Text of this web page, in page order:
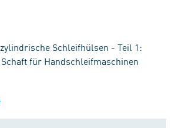
Schleifhülsen - Teil 1:
für Handschleifmaschinen